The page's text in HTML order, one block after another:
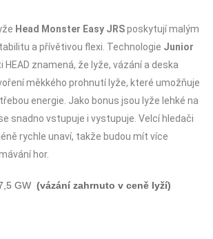
Head Monster Easy JRSposkytují malým
a přívětivou flexi. Technologie Junior
HEAD znamená, že lyže, vázání a deska
měkkého prohnutí lyže, které umožňuje
energie. Jako bonus jsou lyže lehké na
snadno vstupuje i vystupuje. Velcí hledači
rychle unaví, takže budou mít více
hor.
GW (vázání zahrnuto v ceně lyží)